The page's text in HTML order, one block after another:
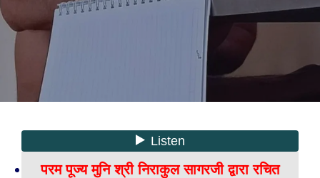
परम पूज्य मुनि श्री निराकुल सागरजी द्वारा रचित